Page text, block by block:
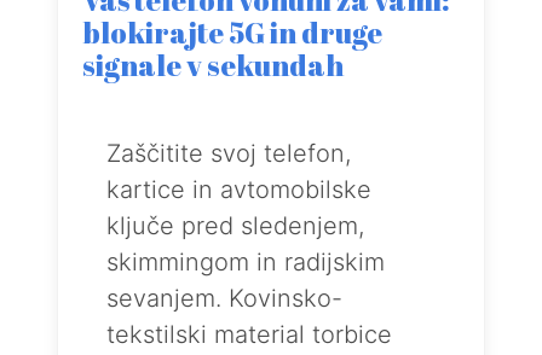
blokirajte 5G in druge
signale v sekundah
Zaščitite svoj telefon,
kartice in avtomobilske
ključe pred sledenjem,
skimmingom in radijskim
sevanjem. Kovinsko-
tekstilski material torbice